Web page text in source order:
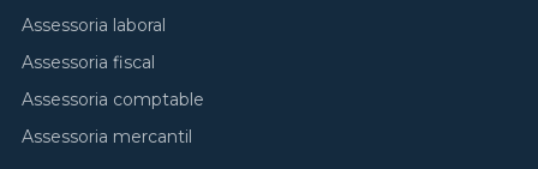
Assessoria laboral
Assessoria fiscal
Assessoria comptable
Assessoria mercantil